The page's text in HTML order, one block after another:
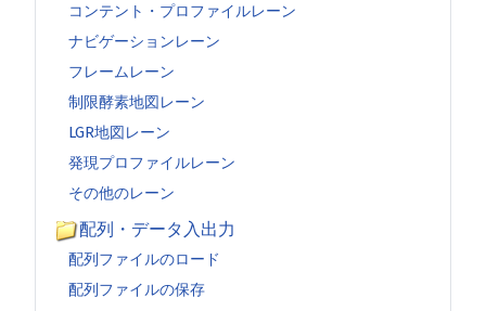
コンテント・プロファイルレーン
ナビゲーションレーン
フレームレーン
制限酵素地図レーン
LGR地図レーン
発現プロファイルレーン
その他のレーン
配列・データ入出力
配列ファイルのロード
配列ファイルの保存